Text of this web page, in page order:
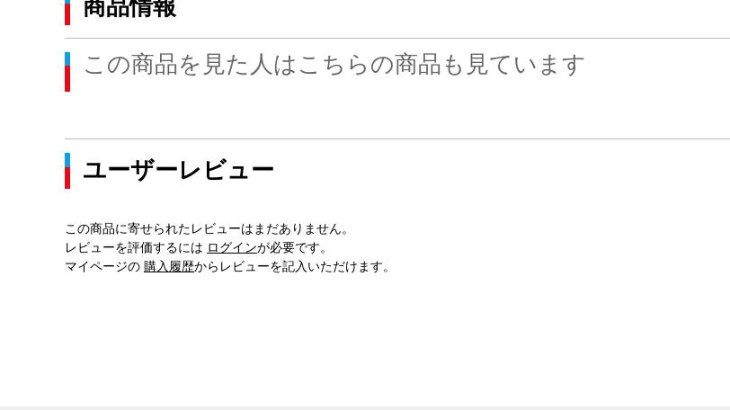
商品情報
この商品を見た人はこちらの商品も見ています
ユーザーレビュー
この商品に寄せられたレビューはまだありません。
レビューを評価するには ログインが必要です。
マイページの 購入履歴からレビューを記入いただけます。